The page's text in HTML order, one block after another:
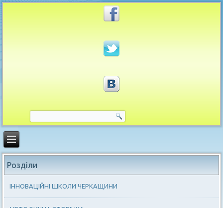
Розділи
ІННОВАЦІЙНІ ШКОЛИ ЧЕРКАЩИНИ